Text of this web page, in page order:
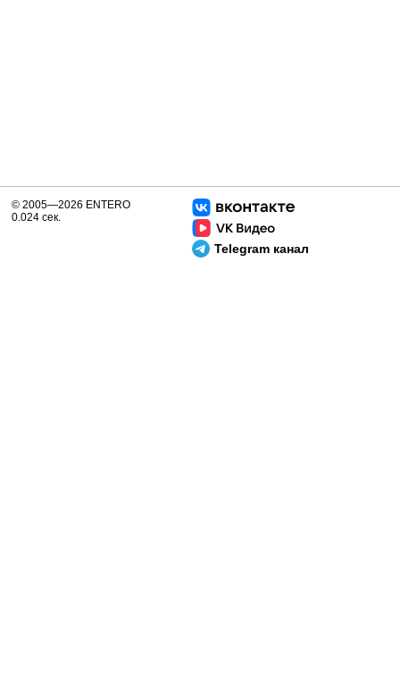
Telegram канал
© 2005—2026 ENTERO
0.024 сек.